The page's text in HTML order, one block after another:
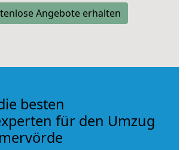
Angebote erhalten
besten
für den Umzug